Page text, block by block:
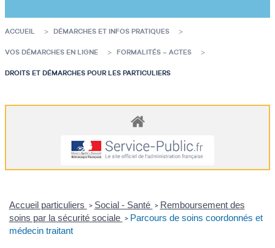
ACCUEIL DÉMARCHES ET INFOS PRATIQUES
VOS DÉMARCHES EN LIGNE FORMALITÉS – ACTES
DROITS ET DÉMARCHES POUR LES PARTICULIERS
Accueil particuliers > Social - Santé > Remboursement des
soins par la sécurité sociale > Parcours de soins coordonnés et
médecin traitant